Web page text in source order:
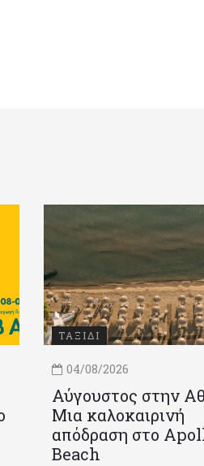
ΤΑΞΙΔΙ
04/08/2026
Αύγουστος στην
Μια καλοκαιρινή
απόδραση στο
Beach